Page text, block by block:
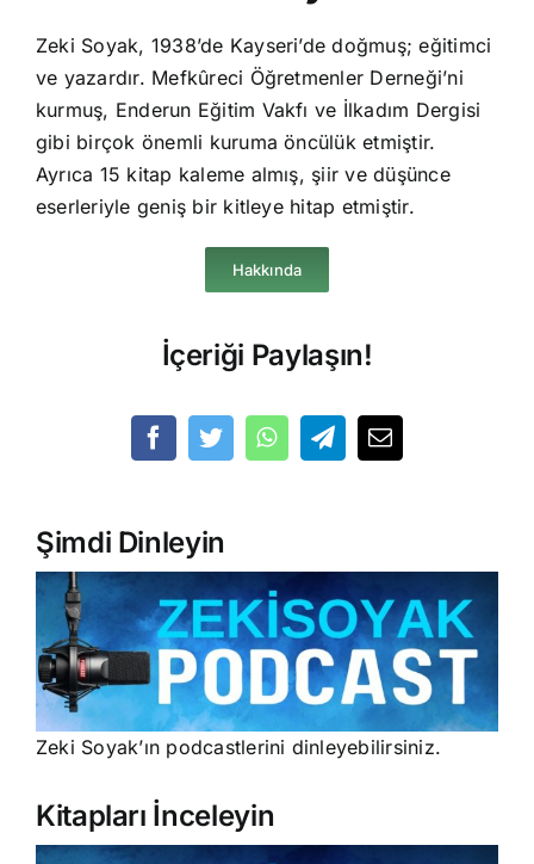
Zeki Soyak, 1938’de Kayseri’de doğmuş; eğitimci
ve yazardır. Mefkûreci Öğretmenler Derneği’ni
kurmuş, Enderun Eğitim Vakfı ve İlkadım Dergisi
gibi birçok önemli kuruma öncülük etmiştir.
Ayrıca 15 kitap kaleme almış, şiir ve düşünce
eserleriyle geniş bir kitleye hitap etmiştir.
Hakkında
İçeriği Paylaşın!
Şimdi Dinleyin
Zeki Soyak’ın podcastlerini dinleyebilirsiniz.
Kitapları İnceleyin